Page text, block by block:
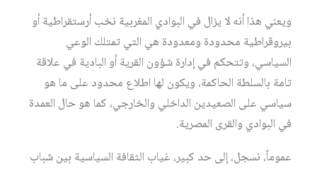
ويعني هذا أنه لا يزال في البوادي المغربية نخب أرستقراطية أو
بيروقراطية محدودة ومعدودة هي التي تمتلك الوعي
السياسي، وتتحكم في إدارة شؤون القرية أو البادية في علاقة
تامة بالسلطة الحاكمة، ويكون لها اطلاع محدود على ما هو
سياسي على الصعيدين الداخلي والخارجي، كما هو حال العمدة
في البوادي والقرى المصرية.
عموماً، نسجل، إلى حد كبير، غياب الثقافة السياسية بين شباب